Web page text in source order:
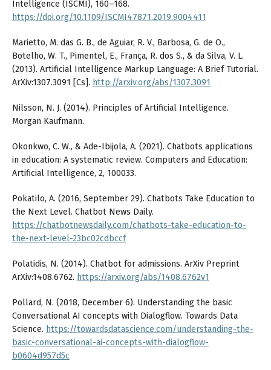
Intelligence (ISCMI), 160–168.
https://doi.org/10.1109/ISCMI47871.2019.9004411
Marietto, M. das G. B., de Aguiar, R. V., Barbosa, G. de O.,
Botelho, W. T., Pimentel, E., França, R. dos S., & da Silva, V. L.
(2013). Artificial Intelligence Markup Language: A Brief Tutorial.
ArXiv:1307.3091 [Cs]. http://arxiv.org/abs/1307.3091
Nilsson, N. J. (2014). Principles of Artificial Intelligence.
Morgan Kaufmann.
Okonkwo, C. W., & Ade-Ibijola, A. (2021). Chatbots applications
in education: A systematic review. Computers and Education:
Artificial Intelligence, 2, 100033.
Pokatilo, A. (2016, September 29). Chatbots Take Education to
the Next Level. Chatbot News Daily.
https://chatbotnewsdaily.com/chatbots-take-education-to-
the-next-level-23bc02cdbccf
Polatidis, N. (2014). Chatbot for admissions. ArXiv Preprint
ArXiv:1408.6762. https://arxiv.org/abs/1408.6762v1
Pollard, N. (2018, December 6). Understanding the basic
Conversational AI concepts with Dialogflow. Towards Data
Science. https://towardsdatascience.com/understanding-the-
basic-conversational-ai-concepts-with-dialogflow-
b0604d957d5c